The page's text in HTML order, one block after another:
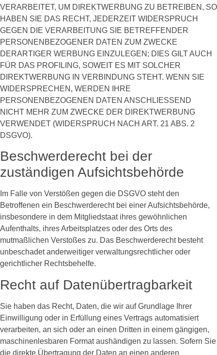
VERARBEITET, UM DIREKTWERBUNG ZU BETREIBEN, SO
HABEN SIE DAS RECHT, JEDERZEIT WIDERSPRUCH
GEGEN DIE VERARBEITUNG SIE BETREFFENDER
PERSONENBEZOGENER DATEN ZUM ZWECKE
DERARTIGER WERBUNG EINZULEGEN; DIES GILT AUCH
FÜR DAS PROFILING, SOWEIT ES MIT SOLCHER
DIREKTWERBUNG IN VERBINDUNG STEHT. WENN SIE
WIDERSPRECHEN, WERDEN IHRE
PERSONENBEZOGENEN DATEN ANSCHLIESSEND
NICHT MEHR ZUM ZWECKE DER DIREKTWERBUNG
VERWENDET (WIDERSPRUCH NACH ART. 21 ABS. 2
DSGVO).
Beschwerde­recht bei der
zuständigen Aufsichts­behörde
Im Falle von Verstößen gegen die DSGVO steht den
Betroffenen ein Beschwerderecht bei einer Aufsichtsbehörde,
insbesondere in dem Mitgliedstaat ihres gewöhnlichen
Aufenthalts, ihres Arbeitsplatzes oder des Orts des
mutmaßlichen Verstoßes zu. Das Beschwerderecht besteht
unbeschadet anderweitiger verwaltungsrechtlicher oder
gerichtlicher Rechtsbehelfe.
Recht auf Daten­übertrag­barkeit
Sie haben das Recht, Daten, die wir auf Grundlage Ihrer
Einwilligung oder in Erfüllung eines Vertrags automatisiert
verarbeiten, an sich oder an einen Dritten in einem gängigen,
maschinenlesbaren Format aushändigen zu lassen. Sofern Sie
die direkte Übertragung der Daten an einen anderen